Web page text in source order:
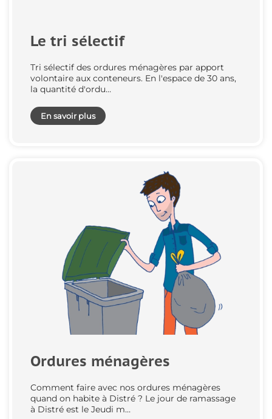
Le tri sélectif
Tri sélectif des ordures ménagères par apport
volontaire aux conteneurs. En l'espace de 30 ans,
la quantité d'ordu…
En savoir plus
Ordures ménagères
Comment faire avec nos ordures ménagères
quand on habite à Distré ? Le jour de ramassage
à Distré est le Jeudi m…